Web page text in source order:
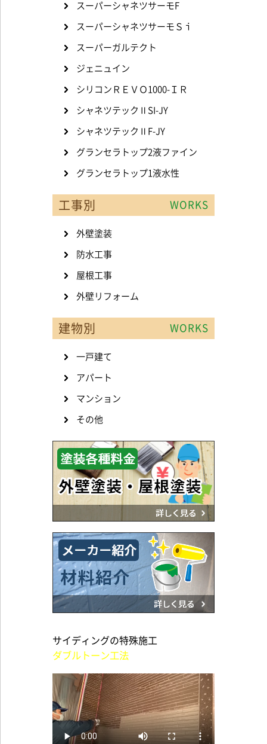
スーパーシャネツサーモF
スーパーシャネツサーモＳｉ
スーパーガルテクト
ジェニュイン
シリコンＲＥＶＯ1000-ＩＲ
シャネツテックⅡSI-JY
シャネツテックⅡF-JY
グランセラトップ2液ファイン
グランセラトップ1液水性
工事別 WORKS
外壁塗装
防水工事
屋根工事
外壁リフォーム
建物別 WORKS
一戸建て
アパート
マンション
その他
サイディングの特殊施工
ダブルトーン工法